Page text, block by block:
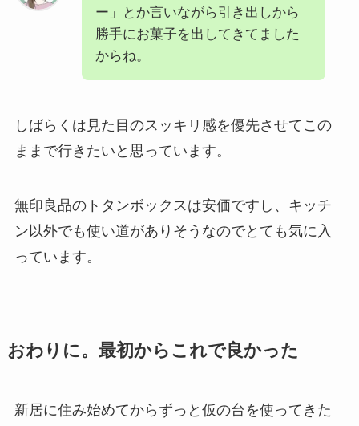
ー」とか言いながら引き出しから
勝手にお菓子を出してきてました
からね。
しばらくは見た目のスッキリ感を優先させてこの
ままで行きたいと思っています。
無印良品のトタンボックスは安価ですし、キッチ
ン以外でも使い道がありそうなのでとても気に入
っています。
おわりに。最初からこれで良かった
新居に住み始めてからずっと仮の台を使ってきた